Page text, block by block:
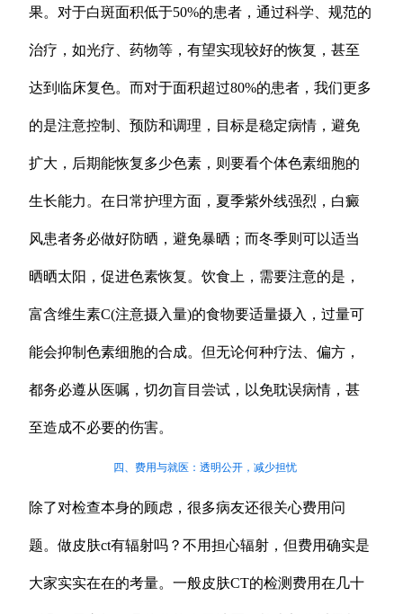
果。对于白斑面积低于50%的患者，通过科学、规范的
治疗，如光疗、药物等，有望实现较好的恢复，甚至
达到临床复色。而对于面积超过80%的患者，我们更多
的是注意控制、预防和调理，目标是稳定病情，避免
扩大，后期能恢复多少色素，则要看个体色素细胞的
生长能力。在日常护理方面，夏季紫外线强烈，白癜
风患者务必做好防晒，避免暴晒；而冬季则可以适当
晒晒太阳，促进色素恢复。饮食上，需要注意的是，
富含维生素C(注意摄入量)的食物要适量摄入，过量可
能会抑制色素细胞的合成。但无论何种疗法、偏方，
都务必遵从医嘱，切勿盲目尝试，以免耽误病情，甚
至造成不必要的伤害。
四、费用与就医：透明公开，减少担忧
除了对检查本身的顾虑，很多病友还很关心费用问
题。做皮肤ct有辐射吗？不用担心辐射，但费用确实是
大家实实在在的考量。一般皮肤CT的检测费用在几十